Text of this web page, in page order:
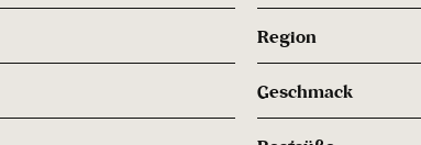
Region
Geschmack